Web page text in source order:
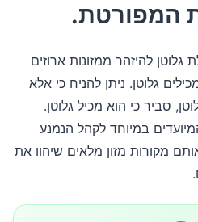
המפורטת.
גלוטן להיזהר ממזונות ארוזים
גלוטן. ניתן להניח כי אלא
סביר כי הוא מכיל גלוטן.
במיוחד לקהל הנמנע
מקורות מזון מלאים שיהוו את